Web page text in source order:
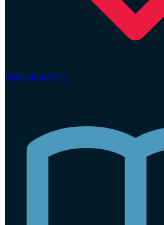
Medical services